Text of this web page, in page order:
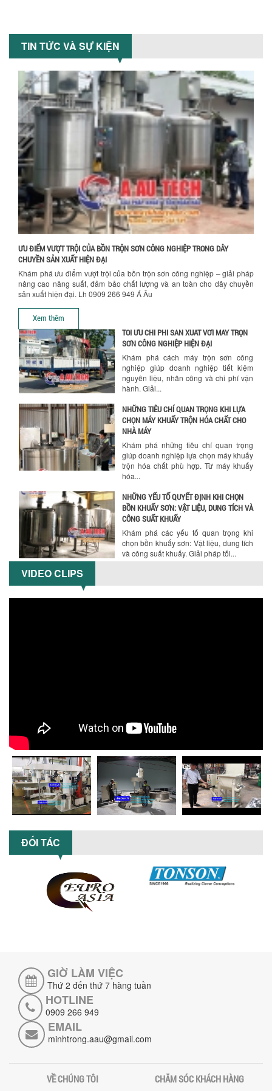
Chính sách giao hàng
Hướng dẫn thanh toán mua hàng
TIN TỨC VÀ SỰ KIỆN
ƯU ĐIỂM VƯỢT TRỘI CỦA BỒN TRỘN SƠN CÔNG NGHIỆP TRONG DÂY
CHUYỀN SẢN XUẤT HIỆN ĐẠI
Khám phá ưu điểm vượt trội của bồn trộn sơn công nghiệp – giải pháp
nâng cao năng suất, đảm bảo chất lượng và an toàn cho dây chuyền
sản xuất hiện đại. Lh 0909 266 949 Á Âu
Xem thêm
xoay đảo thuận nghịch. Vật liệu...
MÁY TRỘN BỘT KHÔ 200KG
Máy trộn bột khô 200kg được gia công
sản xuất tại công ty Á Âu. Máy dùng
trộn các loại bột khô trong các ngành...
VÌ SAO DOANH NGHIỆP NÊN CHỌN MÁY
NGHIỀN MÀU SƠN Á ÂU?
Khám phá lý do doanh nghiệp nên
chọn máy nghiền màu sơn Á Âu: hiệu
suất cao, kiểm soát nhiệt tốt, tiết kiệm
chi...
ƯU ĐÃI ĐẶC BIỆT: GIÁ MÁY KHUẤY SƠN
Ưu đãi đặc biệt: Giá máy khuấy sơn
công nghiệp giảm sốc lên đến 20%.
TỐI ƯU CHI PHÍ SẢN XUẤT VỚI MÁY TRỘN
SƠN CÔNG NGHIỆP HIỆN ĐẠI
Khám phá cách máy trộn sơn công
nghiệp giúp doanh nghiệp tiết kiệm
nguyên liệu, nhân công và chi phí vận
hành. Giải...
NHỮNG TIÊU CHÍ QUAN TRỌNG KHI LỰA
CHỌN MÁY KHUẤY TRỘN HÓA CHẤT CHO
NHÀ MÁY
Khám phá những tiêu chí quan trọng
giúp doanh nghiệp lựa chọn máy khuấy
trộn hóa chất phù hợp. Từ máy khuấy
hóa...
NHỮNG YẾU TỐ QUYẾT ĐỊNH KHI CHỌN
BỒN KHUẤY SƠN: VẬT LIỆU, DUNG TÍCH VÀ
CÔNG SUẤT KHUẤY
Khám phá các yếu tố quan trọng khi
chọn bồn khuấy sơn: Vật liệu, dung tích
và công suất khuấy. Giải pháp tối...
ĐỊNH CHẤT LƯỢNG SẢN PHẨM CUỐI
KHÍ NÉN TRONG NGÀNH SẢN XUẤT HIỆN
ĐẠI: AN TOÀN – TIẾT KIỆM – BỀN BỈ
Khám phá xu hướng máy khuấy sơn khí
nén – Giải pháp an toàn, tiết kiệm, bền
bỉ cho sản xuất sơn công nghiệp...
CÓ NÊN ĐẦU TƯ MÁY NGHIỀN DUNG MÔI
TỐI ƯU NĂNG SUẤT VÀ CHI PHÍ VỚI MÁY
KHUẤY 3 TRỤC CÔNG SUẤT LỚN
Tổng hợp lỗi thường gặp khi vận hành
VIDEO CLIPS
ĐỐI TÁC
GIỜ LÀM VIỆC
Thứ 2 đến thứ 7 hàng tuần
HOTLINE
0909 266 949
EMAIL
minhtrong.aau@gmail.com
VỀ CHÚNG TÔI CHĂM SÓC KHÁCH HÀNG